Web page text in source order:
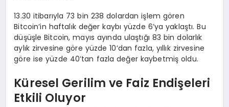
13.30 itibarıyla 73 bin 238 dolardan işlem gören
Bitcoin’in haftalık değer kaybı yüzde 6’ya yaklaştı. Bu
düşüşle Bitcoin, mayıs ayında ulaştığı 83 bin dolarlık
aylık zirvesine göre yüzde 10’dan fazla, yıllık zirvesine
göre ise yüzde 40’tan fazla değer kaybetmiş oldu.
Küresel Gerilim ve Faiz Endişeleri
Etkili Oluyor